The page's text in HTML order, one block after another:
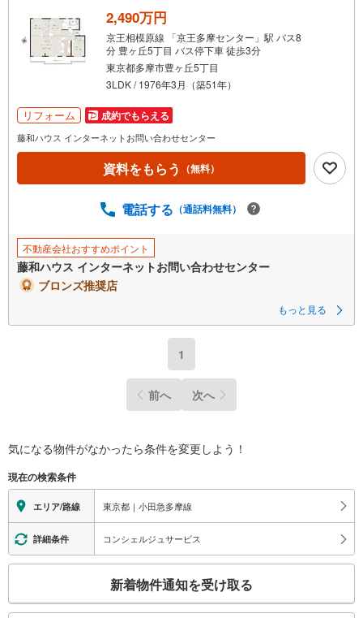
2,490万円
京王相模原線 「京王多摩センター」駅 バス8
分 豊ヶ丘5丁目 バス停下車 徒歩3分
東京都多摩市豊ヶ丘5丁目
3LDK / 1976年3月（築51年）
リフォーム 成約でもらえる
藤和ハウス インターネットお問い合わせセンター
資料をもらう （無料）
電話する （通話料無料）
不動産会社おすすめポイント
藤和ハウス インターネットお問い合わせセンター
ブロンズ推奨店
もっと見る
1
前へ 次へ
気になる物件がなかったら条件を変更しよう！
現在の検索条件
エリア/路線 東京都｜小田急多摩線
詳細条件 コンシェルジュサービス
検
新着物件通知を受け取る